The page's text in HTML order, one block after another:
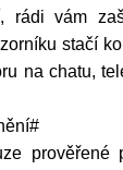
rádi vám
stačí
na chatu,
prověřené